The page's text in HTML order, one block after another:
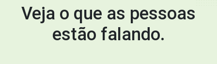
Veja o que as pessoas
estão falando.